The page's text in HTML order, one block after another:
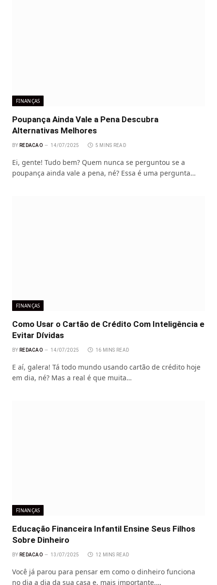
FINANÇAS
Poupança Ainda Vale a Pena Descubra
Alternativas Melhores
BY REDACAO 14/07/2025 5 MINS READ
Ei, gente! Tudo bem? Quem nunca se perguntou se a
poupança ainda vale a pena, né? Essa é uma pergunta…
FINANÇAS
Como Usar o Cartão de Crédito Com Inteligência e
Evitar Dívidas
BY REDACAO 14/07/2025 16 MINS READ
E aí, galera! Tá todo mundo usando cartão de crédito hoje
em dia, né? Mas a real é que muita…
FINANÇAS
Educação Financeira Infantil Ensine Seus Filhos
Sobre Dinheiro
BY REDACAO 13/07/2025 12 MINS READ
Você já parou para pensar em como o dinheiro funciona
no dia a dia da sua casa e, mais importante,…